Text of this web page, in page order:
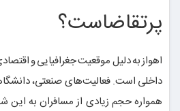
پرتقاضاست؟
اهواز به دلیل موقعیت جغرافیایی و
داخلی است. فعالیت‌های صنعتی،
همواره حجم زیادی از مسافران به